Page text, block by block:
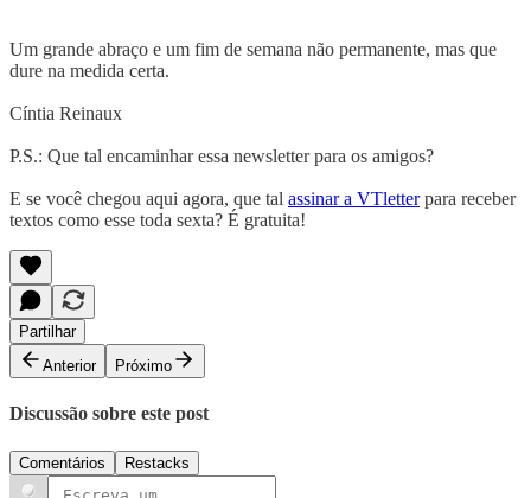
Um grande abraço e um fim de semana não permanente, mas que
dure na medida certa.
Cíntia Reinaux
P.S.: Que tal encaminhar essa newsletter para os amigos?
E se você chegou aqui agora, que tal assinar a VTletterpara receber
textos como esse toda sexta? É gratuita!
Partilhar
Anterior
Próximo
Discussão sobre este post
Comentários Restacks